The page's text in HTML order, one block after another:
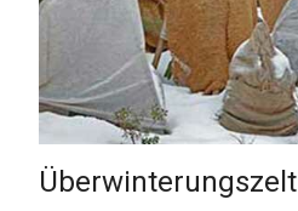
Überwinterungszelt